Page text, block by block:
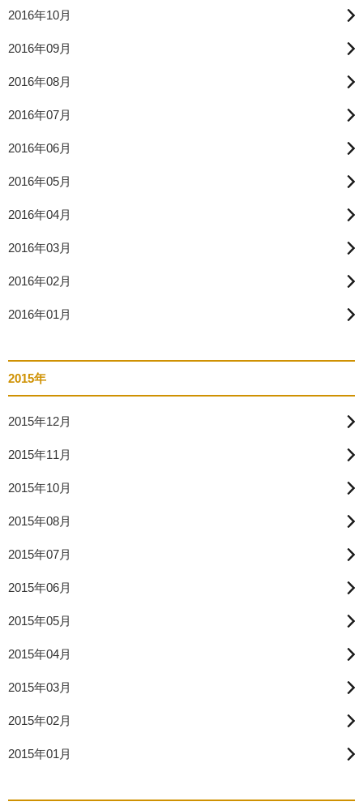
2016年10月
2016年09月
2016年08月
2016年07月
2016年06月
2016年05月
2016年04月
2016年03月
2016年02月
2016年01月
2015年
2015年12月
2015年11月
2015年10月
2015年08月
2015年07月
2015年06月
2015年05月
2015年04月
2015年03月
2015年02月
2015年01月